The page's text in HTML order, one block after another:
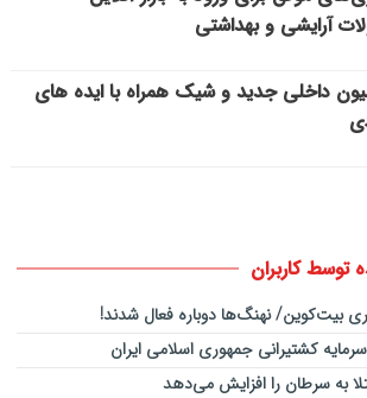
آرایشی و بهداشتی
داخلی جدید و شیک همراه با ایده های
توسط کاربران
به سرطان را افزایش می‌دهد